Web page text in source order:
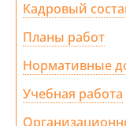
Кадровый
Планы работ
Нормативные
Учебная работа